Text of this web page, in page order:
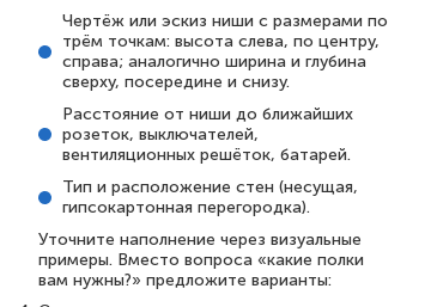
Чертёж или эскиз ниши с размерами по
трём точкам: высота слева, по центру,
справа; аналогично ширина и глубина
сверху, посередине и снизу.
Расстояние от ниши до ближайших
розеток, выключателей,
вентиляционных решёток, батарей.
Тип и расположение стен (несущая,
гипсокартонная перегородка).
Уточните наполнение через визуальные
примеры. Вместо вопроса «какие полки
вам нужны?» предложите варианты: